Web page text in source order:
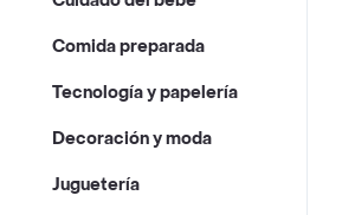
Comida preparada
Tecnología y papelería
Decoración y moda
Juguetería